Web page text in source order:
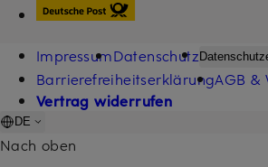
ImpressumDatenschutz
BarrierefreiheitserklärungAGB &
Vertrag widerrufen
DE
Nach oben